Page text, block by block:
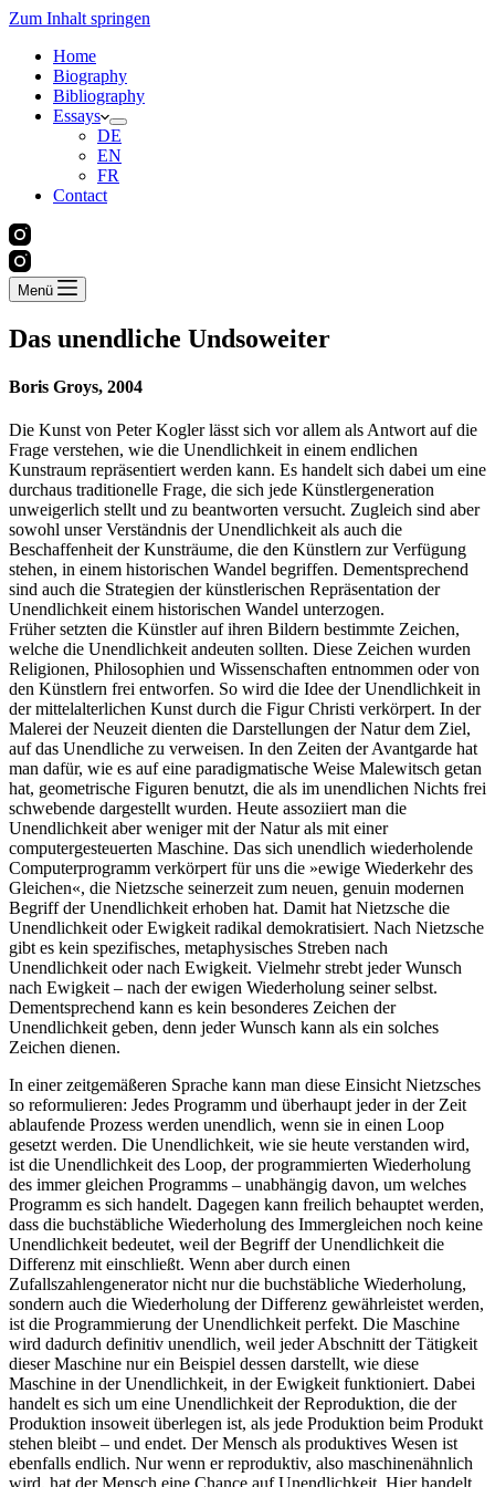
Zum Inhalt springen
Home
Biography
Bibliography
Essays
DE
EN
FR
Contact
Menü
Das unendliche Undsoweiter
Boris Groys, 2004
Die Kunst von Peter Kogler lässt sich vor allem als Antwort auf die
Frage verstehen, wie die Unendlichkeit in einem endlichen
Kunstraum repräsentiert werden kann. Es handelt sich dabei um eine
durchaus traditionelle Frage, die sich jede Künstlergeneration
unweigerlich stellt und zu beantworten versucht. Zugleich sind aber
sowohl unser Verständnis der Unendlichkeit als auch die
Beschaffenheit der Kunsträume, die den Künstlern zur Verfügung
stehen, in einem historischen Wandel begriffen. Dementsprechend
sind auch die Strategien der künstlerischen Repräsentation der
Unendlichkeit einem historischen Wandel unterzogen.
Früher setzten die Künstler auf ihren Bildern bestimmte Zeichen,
welche die Unendlichkeit andeuten sollten. Diese Zeichen wurden
Religionen, Philosophien und Wissenschaften entnommen oder von
den Künstlern frei entworfen. So wird die Idee der Unendlichkeit in
der mittelalterlichen Kunst durch die Figur Christi verkörpert. In der
Malerei der Neuzeit dienten die Darstellungen der Natur dem Ziel,
auf das Unendliche zu verweisen. In den Zeiten der Avantgarde hat
man dafür, wie es auf eine paradigmatische Weise Malewitsch getan
hat, geometrische Figuren benutzt, die als im unendlichen Nichts frei
schwebende dargestellt wurden. Heute assoziiert man die
Unendlichkeit aber weniger mit der Natur als mit einer
computergesteuerten Maschine. Das sich unendlich wiederholende
Computerprogramm verkörpert für uns die »ewige Wiederkehr des
Gleichen«, die Nietzsche seinerzeit zum neuen, genuin modernen
Begriff der Unendlichkeit erhoben hat. Damit hat Nietzsche die
Unendlichkeit oder Ewigkeit radikal demokratisiert. Nach Nietzsche
gibt es kein spezifisches, metaphysisches Streben nach
Unendlichkeit oder nach Ewigkeit. Vielmehr strebt jeder Wunsch
nach Ewigkeit – nach der ewigen Wiederholung seiner selbst.
Dementsprechend kann es kein besonderes Zeichen der
Unendlichkeit geben, denn jeder Wunsch kann als ein solches
Zeichen dienen.
In einer zeitgemäßeren Sprache kann man diese Einsicht Nietzsches
so reformulieren: Jedes Programm und überhaupt jeder in der Zeit
ablaufende Prozess werden unendlich, wenn sie in einen Loop
gesetzt werden. Die Unendlichkeit, wie sie heute verstanden wird,
ist die Unendlichkeit des Loop, der programmierten Wiederholung
des immer gleichen Programms – unabhängig davon, um welches
Programm es sich handelt. Dagegen kann freilich behauptet werden,
dass die buchstäbliche Wiederholung des Immergleichen noch keine
Unendlichkeit bedeutet, weil der Begriff der Unendlichkeit die
Differenz mit einschließt. Wenn aber durch einen
Zufallszahlengenerator nicht nur die buchstäbliche Wiederholung,
sondern auch die Wiederholung der Differenz gewährleistet werden,
ist die Programmierung der Unendlichkeit perfekt. Die Maschine
wird dadurch definitiv unendlich, weil jeder Abschnitt der Tätigkeit
dieser Maschine nur ein Beispiel dessen darstellt, wie diese
Maschine in der Unendlichkeit, in der Ewigkeit funktioniert. Dabei
handelt es sich um eine Unendlichkeit der Reproduktion, die der
Produktion insoweit überlegen ist, als jede Produktion beim Produkt
stehen bleibt – und endet. Der Mensch als produktives Wesen ist
ebenfalls endlich. Nur wenn er reproduktiv, also maschinenähnlich